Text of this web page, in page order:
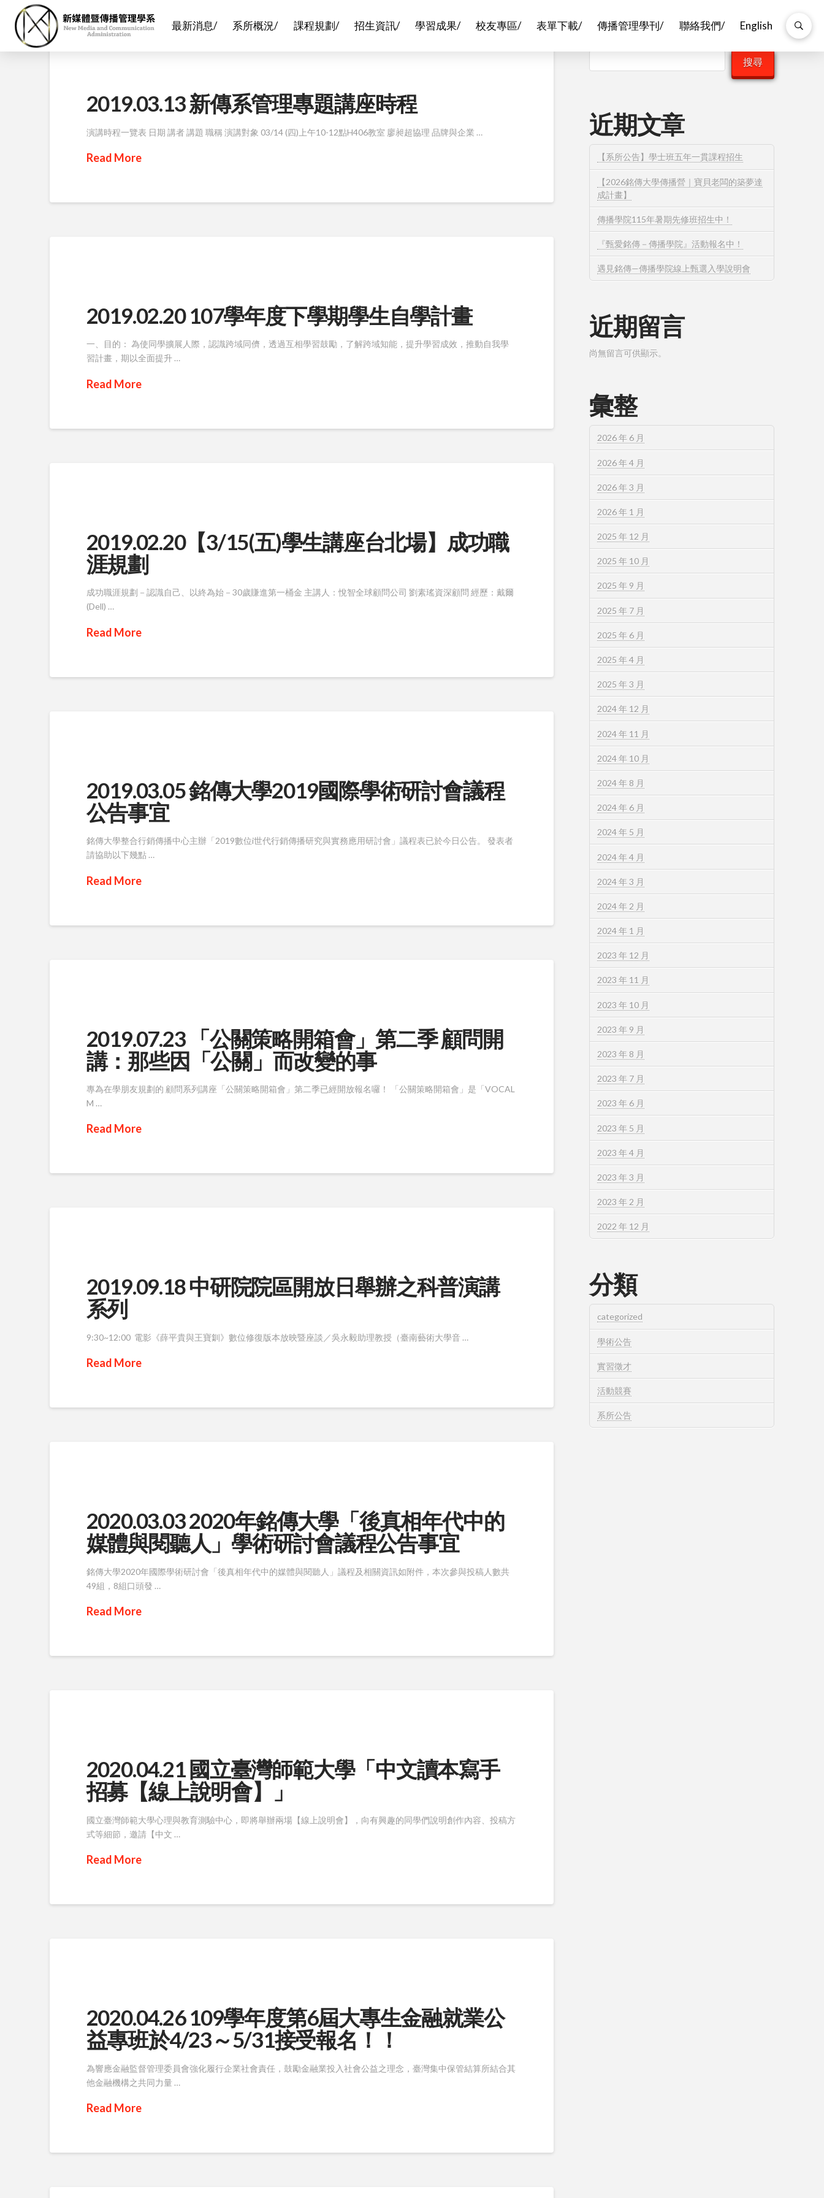
最新消息/ 系所概況/ 課程規劃/ 招生資訊/ 學習成果/ 校友專區/ 表單下載/ 傳播管理學刊/ 聯絡我們/ English
2019.03.13 新傳系管理專題講座時程
演講時程一覽表 日期 講者 講題 職稱 演講對象 03/14 (四)上午10-12點H406教室 廖昶超協理 品牌與企業 …
Read More
2019.02.20 107學年度下學期學生自學計畫
一、目的： 為使同學擴展人際，認識跨域同儕，透過互相學習鼓勵，了解跨域知能，提升學習成效，推動自我學
習計畫，期以全面提升 …
Read More
2019.02.20【3/15(五)學生講座台北場】成功職
涯規劃
​成功職涯規劃－認識自己、以終為始－30歲賺進第一桶金 主講人：悅智全球顧問公司 劉素瑤資深顧問 經歷：戴爾
(Dell) …
Read More
2019.03.05 銘傳大學2019國際學術研討會議程
公告事宜
銘傳大學整合行銷傳播中心主辦「2019數位i世代行銷傳播研究與實務應用研討會」議程表已於今日公告。 發表者
請協助以下幾點 …
Read More
2019.07.23 「公關策略開箱會」第二季 顧問開
講：那些因「公關」而改變的事
專為在學朋友規劃的 顧問系列講座「公關策略開箱會」第二季已經開放報名囉！ 「公關策略開箱會」是「VOCAL
M …
Read More
2019.09.18 中研院院區開放日舉辦之科普演講
系列
9:30~12:00 電影《薛平貴與王寶釧》數位修復版本放映暨座談／吳永毅助理教授（臺南藝術大學音 …
Read More
2020.03.03 2020年銘傳大學「後真相年代中的
媒體與閱聽人」學術研討會議程公告事宜
銘傳大學2020年國際學術研討會「後真相年代中的媒體與閱聽人」議程及相關資訊如附件，本次參與投稿人數共
49組，8組口頭發 …
Read More
2020.04.21 國立臺灣師範大學「中文讀本寫手
招募【線上說明會】」
國立臺灣師範大學心理與教育測驗中心，即將舉辦兩場【線上說明會】，向有興趣的同學們說明創作內容、投稿方
式等細節，邀請【中文 …
Read More
2020.04.26 109學年度第6屆大專生金融就業公
益專班於4/23～5/31接受報名！！
為響應金融監督管理委員會強化履行企業社會責任，鼓勵金融業投入社會公益之理念，臺灣集中保管結算所結合其
他金融機構之共同力量 …
Read More
搜尋
搜尋
近期文章
【系所公告】學士班五年一貫課程招生
【2026銘傳大學傳播營｜寶貝老闆的築夢達
成計畫】
傳播學院115年暑期先修班招生中！
『甄愛銘傳－傳播學院』活動報名中！
遇見銘傳—傳播學院線上甄選入學說明會
近期留言
尚無留言可供顯示。
彙整
2026 年 6 月
2026 年 4 月
2026 年 3 月
2026 年 1 月
2025 年 12 月
2025 年 10 月
2025 年 9 月
2025 年 7 月
2025 年 6 月
2025 年 4 月
2025 年 3 月
2024 年 12 月
2024 年 11 月
2024 年 10 月
2024 年 8 月
2024 年 6 月
2024 年 5 月
2024 年 4 月
2024 年 3 月
2024 年 2 月
2024 年 1 月
2023 年 12 月
2023 年 11 月
2023 年 10 月
2023 年 9 月
2023 年 8 月
2023 年 7 月
2023 年 6 月
2023 年 5 月
2023 年 4 月
2023 年 3 月
2023 年 2 月
2022 年 12 月
分類
categorized
學術公告
實習徵才
活動競賽
系所公告